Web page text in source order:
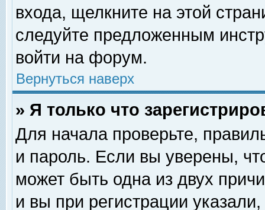
входа, щелкните на этой
следуйте предложенным
войти на форум.
Вернуться наверх
» Я только что
Для начала проверьте,
и пароль. Если вы уверены,
может быть одна из двух
и вы при регистрации